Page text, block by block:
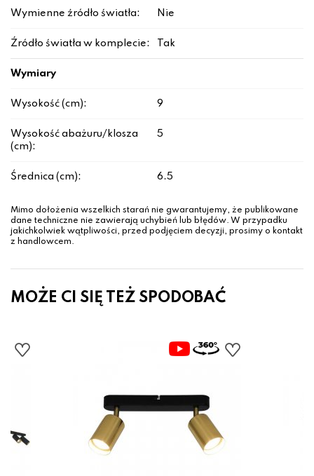
Wymienne źródło światła: Nie
Źródło światła w komplecie: Tak
Wymiary
Wysokość (cm): 9
Wysokość abażuru/klosza
(cm):
5
Średnica (cm): 6.5
Mimo dołożenia wszelkich starań nie gwarantujemy, że publikowane
dane techniczne nie zawierają uchybień lub błędów. W przypadku
jakichkolwiek wątpliwości, przed podjęciem decyzji, prosimy o kontakt
z handlowcem.
MOŻE CI SIĘ TEŻ SPODOBAĆ